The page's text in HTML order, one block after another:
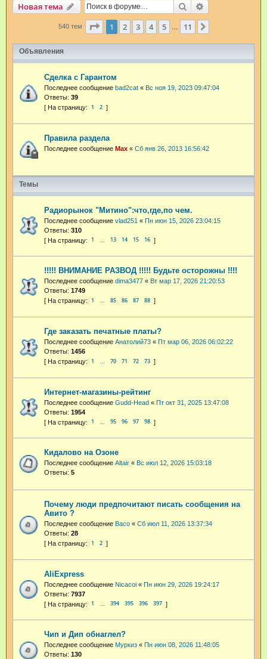
Новая тема Поиск
540 тем Страница из 11
1 2 3 4 5 11
Объявления
Сделка с Гарантом
Последнее сообщение bad2cat « Вс ноя 19, 2023 09:47:04
Ответы: 39
1 2
Правила раздела
Последнее сообщение Max « Сб янв 26, 2013 16:56:42
Темы
Радиорынок "Митино":что,где,по чем.
Последнее сообщение vlad251 « Пн июн 15, 2026 23:04:15
Ответы: 310
1 13 14 15 16
!!!!! ВНИМАНИЕ РАЗВОД !!!!! Будьте осторожны !!!!
Последнее сообщение dima3477 « Вт мар 17, 2026 21:20:53
Ответы: 1749
1 … 85 86 87 88
Где заказать печатные платы?
Последнее сообщение Анатолий73 « Пт мар 06, 2026 06:02:22
Ответы: 1456
1 … 70 71 72 73
Интернет-магазины-рейтинг
Последнее сообщение Gudd-Head « Пт окт 31, 2025 13:47:08
Ответы: 1954
1 95 96 97 98
Кидалово на Озоне
Последнее сообщение Altair « Вс июл 12, 2026 15:03:18
Ответы: 5
Почему люди предпочитают писать сообщения на
Авито ?
Последнее сообщение Васо « Сб июл 11, 2026 13:37:34
Ответы: 28
1 2
AliExpress
Последнее сообщение Nicacoi « Пн июн 29, 2026 19:24:17
Ответы: 7937
1 394 395 396 397
Чип и Дип обнаглел?
Последнее сообщение Муркиз « Пн июн 08, 2026 11:48:05
Ответы: 130